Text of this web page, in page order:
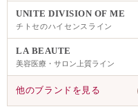
UNITE DIVISION OF ME
チトセのハイセンスライン
LA BEAUTE
美容医療・サロン上質ライン
他のブランドを見る